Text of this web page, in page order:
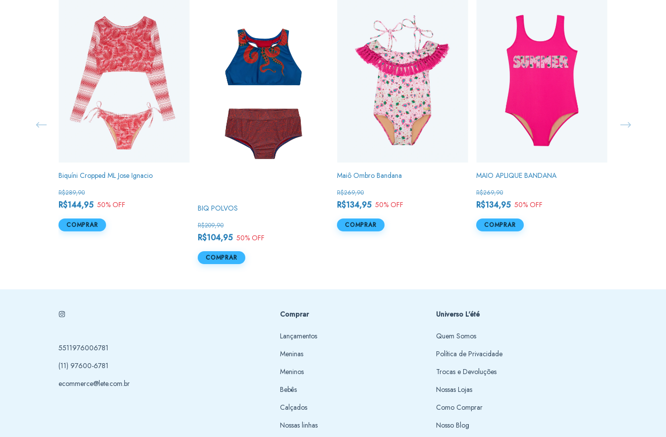
Biquíni Cropped ML Jose Ignacio
R$144,95
R$289,90
50% OFF
COMPRAR
BIQ POLVOS
R$104,95
R$209,90
50% OFF
COMPRAR
Maiô Ombro Bandana
R$134,95
R$269,90
50% OFF
COMPRAR
MAIO APLIQUE BANDANA
R$134,95
R$269,90
50% OFF
COMPRAR
5511976006781
(11) 97600-6781
ecommerce@lete.com.br
Comprar
Lançamentos
Meninas
Meninos
Bebês
Calçados
Nossas linhas
Universo L'été
Quem Somos
Política de Privacidade
Trocas e Devoluções
Nossas Lojas
Como Comprar
Nosso Blog